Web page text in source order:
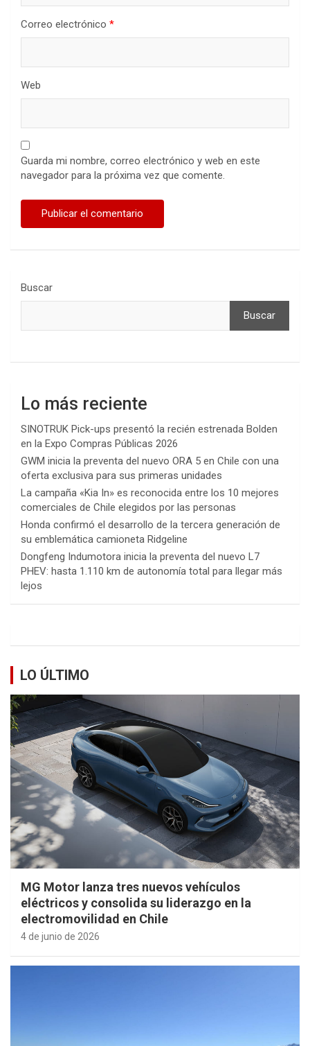
Correo electrónico *
Web
Guarda mi nombre, correo electrónico y web en este
navegador para la próxima vez que comente.
Buscar
Buscar
Lo más reciente
SINOTRUK Pick-ups presentó la recién estrenada Bolden
en la Expo Compras Públicas 2026
GWM inicia la preventa del nuevo ORA 5 en Chile con una
oferta exclusiva para sus primeras unidades
La campaña «Kia In» es reconocida entre los 10 mejores
comerciales de Chile elegidos por las personas
Honda confirmó el desarrollo de la tercera generación de
su emblemática camioneta Ridgeline
Dongfeng Indumotora inicia la preventa del nuevo L7
PHEV: hasta 1.110 km de autonomía total para llegar más
lejos
LO ÚLTIMO
MG Motor lanza tres nuevos vehículos
eléctricos y consolida su liderazgo en la
electromovilidad en Chile
4 de junio de 2026